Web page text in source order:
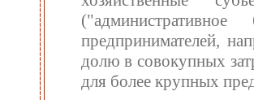
предпринимателей,
долю в совокупных
для более крупных